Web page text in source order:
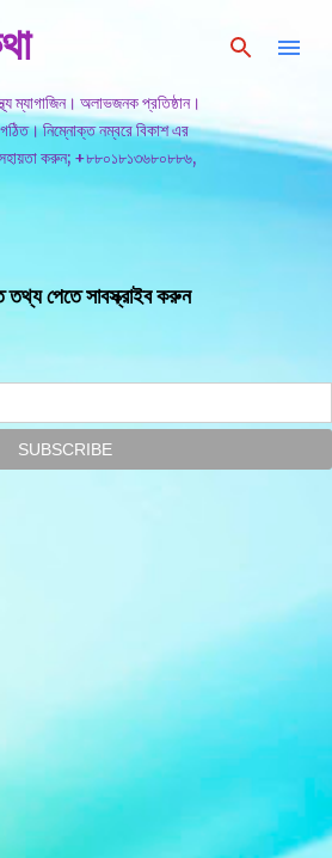
প্রধান সামগ্রীতে চলে যান
ম্যাগাজিন। অলাভজনক প্রতিষ্ঠান।
গঠিত। নিম্নোক্ত নম্বরে বিকাশ এর
সহায়তা করুন; +৮৮০১৮১৩৬৮০৮৮৬,
তথ্য পেতে সাবস্ক্রাইব করুন